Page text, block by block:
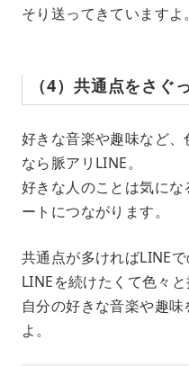
そり送ってきていますよ。
（4）共通点をさぐ
好きな音楽や趣味など
なら脈アリLINE。
好きな人のことは気に
ートにつながります。
共通点が多ければLINE
LINEを続けたくて色々と
自分の好きな音楽や趣
よ。